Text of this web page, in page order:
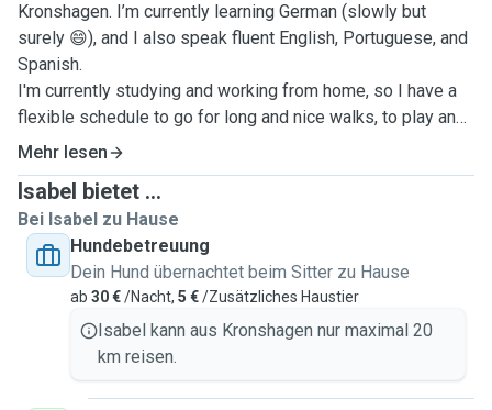
Kronshagen. I’m currently learning German (slowly but
surely 😄), and I also speak fluent English, Portuguese, and
Spanish.
I'm currently studying and working from home, so I have a
flexible schedule to go for long and nice walks, to play and
give the attention to your pet.
Animals have always been a huge part of my life. Back in
Brazil, I helped care for rescued dogs and cats, offered
temporary homes, and did house sitting for pets of all ages
— from energetic puppies to sweet senior companions.
Since my own dog and cat stayed in Brazil with my father,
spending time with pets here is not only something I enjoy
Mehr lesen
Isabel bietet ...
Bei Isabel zu Hause
Hundebetreuung
Dein Hund übernachtet beim Sitter zu Hause
ab 30 €/Nacht, 5 €/Zusätzliches Haustier
Isabel kann aus Kronshagen nur maximal 20
km reisen.